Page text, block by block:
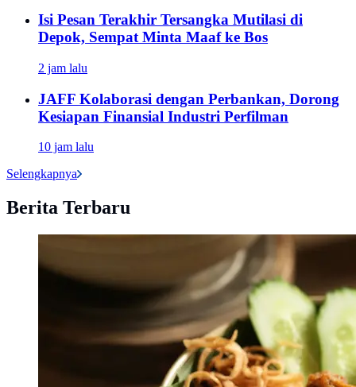
Isi Pesan Terakhir Tersangka Mutilasi di
Depok, Sempat Minta Maaf ke Bos
2 jam lalu
JAFF Kolaborasi dengan Perbankan, Dorong
Kesiapan Finansial Industri Perfilman
10 jam lalu
Selengkapnya
Berita Terbaru